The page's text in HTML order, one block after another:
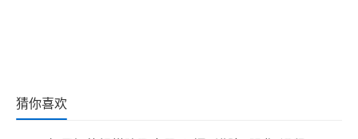
猜你喜欢